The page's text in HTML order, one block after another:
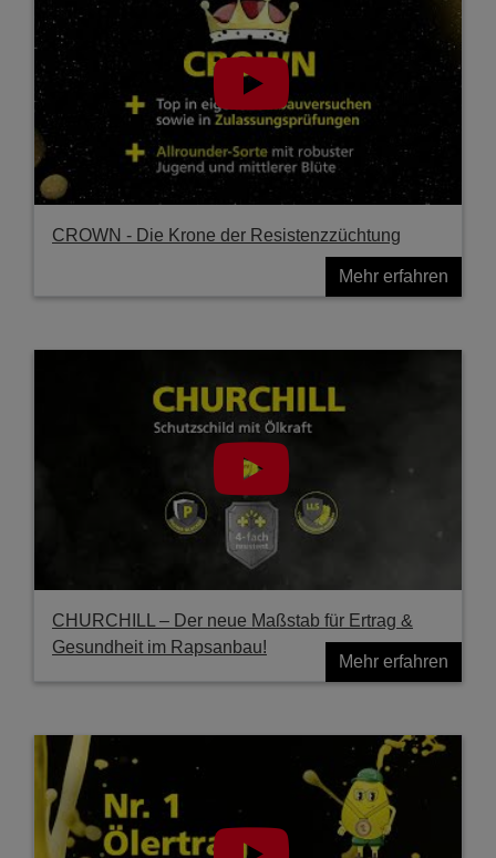
CROWN - Die Krone der Resistenzzüchtung
Mehr erfahren
CHURCHILL – Der neue Maßstab für Ertrag &
Gesundheit im Rapsanbau!
Mehr erfahren